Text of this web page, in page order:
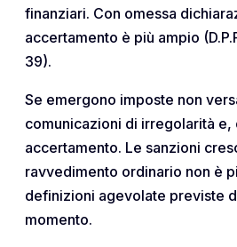
finanziari. Con omessa
accertamento è più ampio
39).
Se emergono imposte non
comunicazioni di irregolarità e,
accertamento. Le sanzioni
ravvedimento ordinario non è
definizioni agevolate previste
momento.